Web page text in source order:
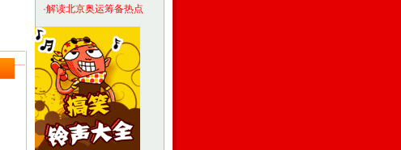
·解读北京奥运筹备热点